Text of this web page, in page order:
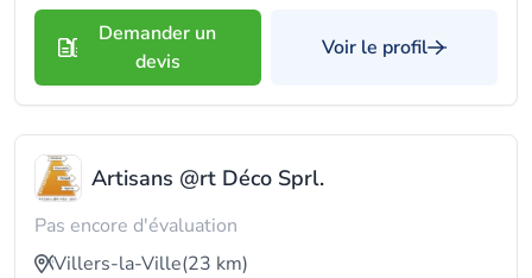
Demander un
devis
Voir le profil
Artisans @rt Déco Sprl.
Pas encore d'évaluation
Villers-la-Ville(23 km)